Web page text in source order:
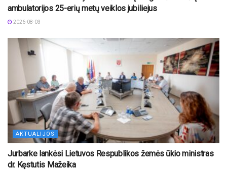
ambulatorijos 25-erių metų veiklos jubiliejus
2026-08-03
AKTUALIJOS
Jurbarke lankėsi Lietuvos Respublikos žemės ūkio ministras
dr. Kęstutis Mažeika